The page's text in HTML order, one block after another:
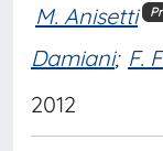
M. Anisetti
Damiani; F.
2012